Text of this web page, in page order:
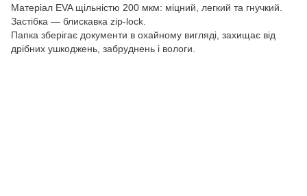
Матеріал EVA щільністю 200 мкм: міцний, легкий та гнучкий.
Застібка — блискавка zip-lock.
Папка зберігає документи в охайному вигляді, захищає від
дрібних ушкоджень, забруднень і вологи.